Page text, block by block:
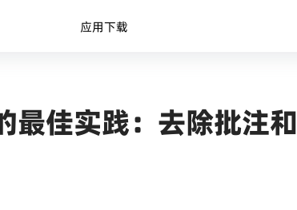
应用下载
最佳实践：去除批注和